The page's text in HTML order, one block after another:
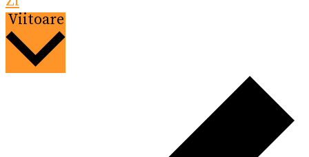
ViitoareSelectează
data.